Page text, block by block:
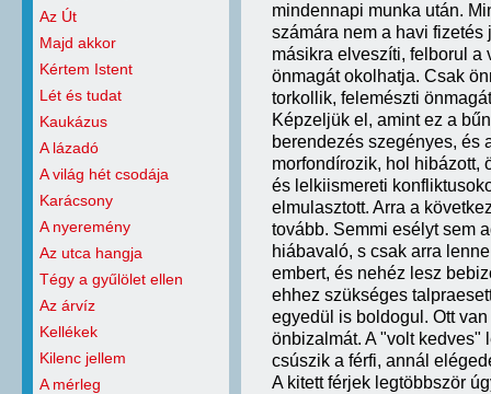
Az Út
Majd akkor
Kértem Istent
Lét és tudat
Kaukázus
A lázadó
A világ hét csodája
Karácsony
A nyeremény
Az utca hangja
Tégy a gyűlölet ellen
Az árvíz
Kellékek
Kilenc jellem
A mérleg
mindennapi munka után.
számára nem a havi
másikra elveszíti, felborul a
önmagát okolhatja. Csak
torkollik, felemészti
Képzeljük el, amint ez a
berendezés szegényes, és
morfondírozik, hol hibázott,
és lelkiismereti
elmulasztott. Arra a
tovább. Semmi esélyt sem
hiábavaló, s csak arra
embert, és nehéz lesz
ehhez szükséges
egyedül is boldogul. Ott
önbizalmát. A "volt kedves"
csúszik a férfi, annál
A kitett férjek legtöbbször